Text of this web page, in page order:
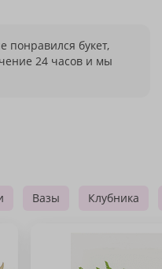
понравился букет,
24 часов и мы
Вазы Клубника